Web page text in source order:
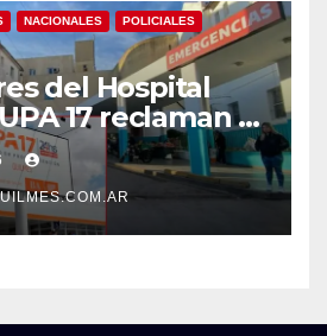
NACIONALES POLICIALES
del Hospital
17 reclaman el
de becarios y